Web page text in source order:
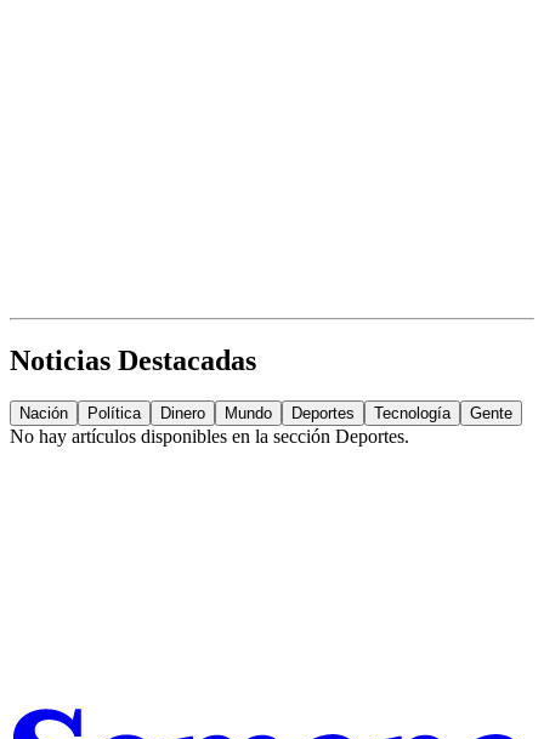
Noticias Destacadas
Nación Política Dinero Mundo Deportes Tecnología Gente
No hay artículos disponibles en la sección Deportes.